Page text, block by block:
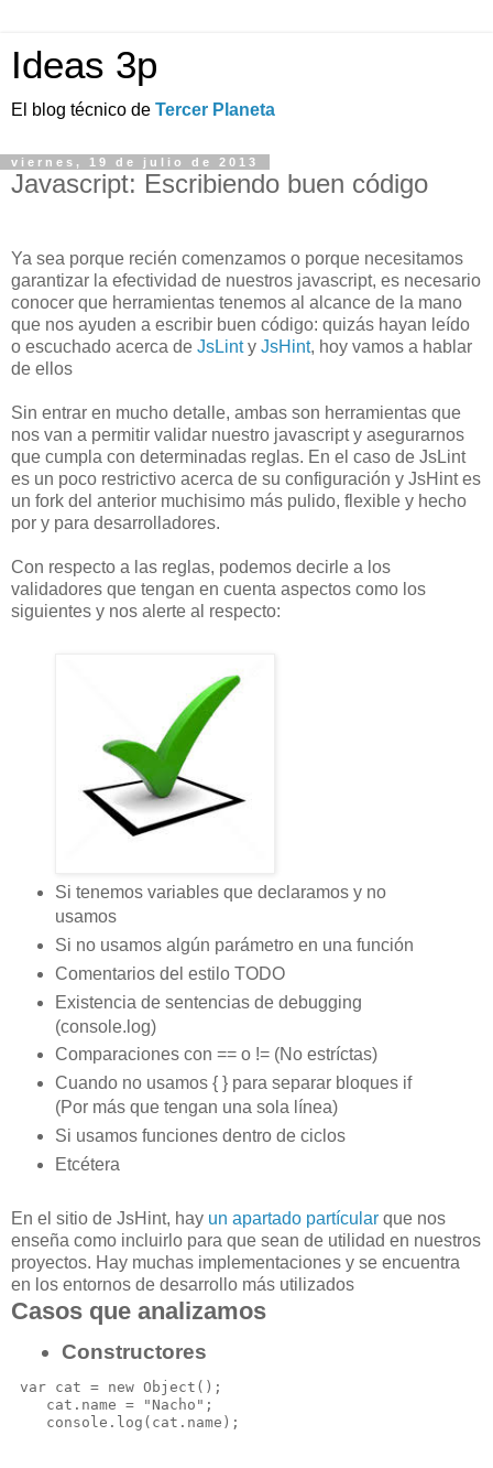
Ideas 3p
El blog técnico de Tercer Planeta
viernes, 19 de julio de 2013
Javascript: Escribiendo buen código
Ya sea porque recién comenzamos o porque necesitamos
garantizar la efectividad de nuestros javascript, es necesario
conocer que herramientas tenemos al alcance de la mano
que nos ayuden a escribir buen código: quizás hayan leído
o escuchado acerca de JsLinty JsHint, hoy vamos a hablar
de ellos
Sin entrar en mucho detalle, ambas son herramientas que
nos van a permitir validar nuestro javascript y asegurarnos
que cumpla con determinadas reglas. En el caso de JsLint
es un poco restrictivo acerca de su configuración y JsHint es
un fork del anterior muchisimo más pulido, flexible y hecho
por y para desarrolladores.
Con respecto a las reglas, podemos decirle a los
validadores que tengan en cuenta aspectos como los
siguientes y nos alerte al respecto:
Si tenemos variables que declaramos y no
usamos
Si no usamos algún parámetro en una función
Comentarios del estilo TODO
Existencia de sentencias de debugging
(console.log)
Comparaciones con == o != (No estríctas)
Cuando no usamos { } para separar bloques if
(Por más que tengan una sola línea)
Si usamos funciones dentro de ciclos
Etcétera
En el sitio de JsHint, hay un apartado partícular que nos
enseña como incluirlo para que sean de utilidad en nuestros
proyectos. Hay muchas implementaciones y se encuentra
en los entornos de desarrollo más utilizados
Casos que analizamos
Constructores
var cat = new Object();
    cat.name = "Nacho";